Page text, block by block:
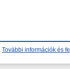
További információk és